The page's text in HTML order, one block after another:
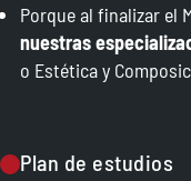
Porque al finalizar el
nuestras
o Estética y
Plan de estudios